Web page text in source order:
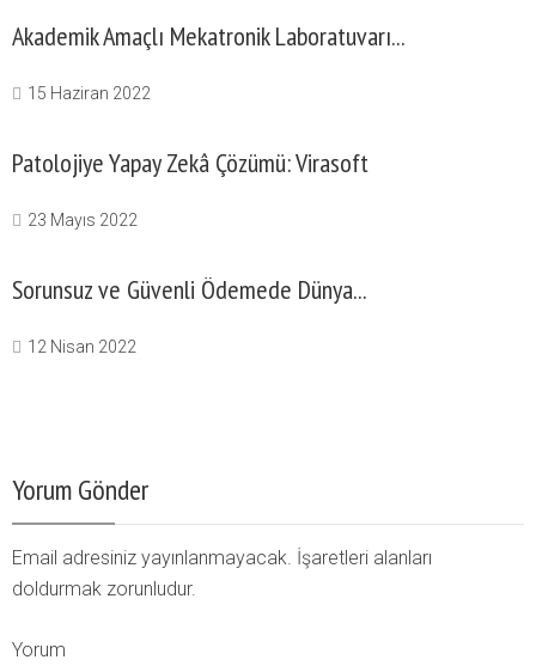
Akademik Amaçlı Mekatronik Laboratuvarı...
15 Haziran 2022
Patolojiye Yapay Zekâ Çözümü: Virasoft
23 Mayıs 2022
Sorunsuz ve Güvenli Ödemede Dünya...
12 Nisan 2022
Yorum Gönder
Email adresiniz yayınlanmayacak. İşaretleri alanları
doldurmak zorunludur.
Yorum